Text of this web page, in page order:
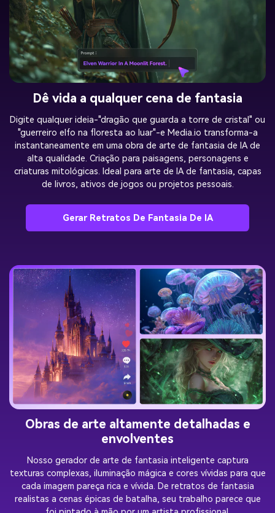
Dê vida a qualquer cena de fantasia
Digite qualquer ideia-"dragão que guarda a torre de cristal" ou
"guerreiro elfo na floresta ao luar"-e Media.io transforma-a
instantaneamente em uma obra de arte de fantasia de IA de
alta qualidade. Criação para paisagens, personagens e
criaturas mitológicas. Ideal para arte de IA de fantasia, capas
de livros, ativos de jogos ou projetos pessoais.
Gerar Retratos De Fantasia De IA
Obras de arte altamente detalhadas e
envolventes
Nosso gerador de arte de fantasia inteligente captura
texturas complexas, iluminação mágica e cores vívidas para que
cada imagem pareça rica e vívida. De retratos de fantasia
realistas a cenas épicas de batalha, seu trabalho parece que